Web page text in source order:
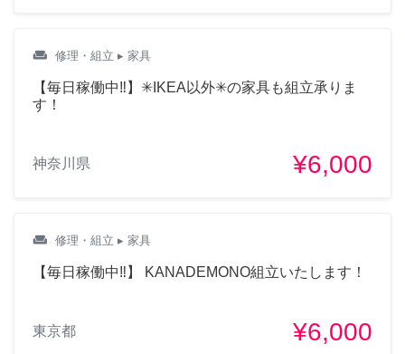
weekend 修理・組立 ▸ 家具
【毎日稼働中‼︎】✳︎IKEA以外✳︎の家具も組立承りま
す！
神奈川県 ¥6,000
weekend 修理・組立 ▸ 家具
【毎日稼働中‼︎】 KANADEMONO組立いたします！
東京都 ¥6,000